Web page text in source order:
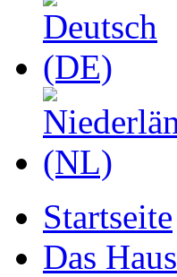
Startseite
Das Haus